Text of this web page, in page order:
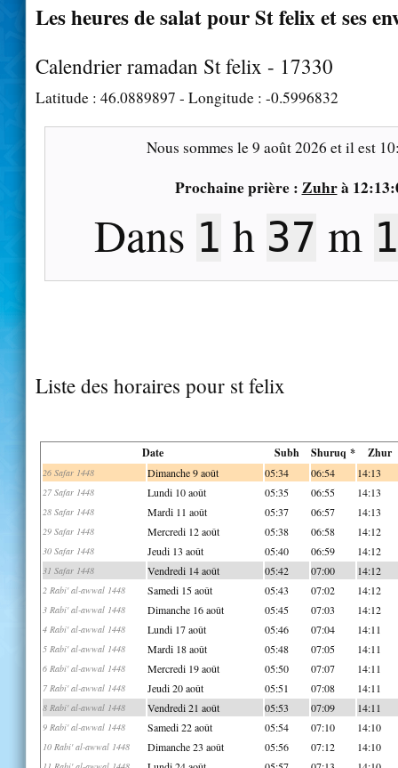
Les heures de salat pour St felix et ses
Calendrier ramadan St felix - 17330
Latitude : 46.0889897 - Longitude : -0.5996832
Nous sommes le9 août 2026 et il est
Prochaine prière : Zuhrà
Dans 1 h 37 m
Liste des horaires pour st felix
Date Subh Shuruq * Zhur
26 Safar 1448 Dimanche 9 août 05:34 06:54 14:13
27 Safar 1448 Lundi 10 août 05:35 06:55 14:13
28 Safar 1448 Mardi 11 août 05:37 06:57 14:13
29 Safar 1448 Mercredi 12 août 05:38 06:58 14:12
30 Safar 1448 Jeudi 13 août 05:40 06:59 14:12
31 Safar 1448 Vendredi 14 août 05:42 07:00 14:12
2 Rabi' al-awwal 1448 Samedi 15 août 05:43 07:02 14:12
3 Rabi' al-awwal 1448 Dimanche 16 août 05:45 07:03 14:12
4 Rabi' al-awwal 1448 Lundi 17 août 05:46 07:04 14:11
5 Rabi' al-awwal 1448 Mardi 18 août 05:48 07:05 14:11
6 Rabi' al-awwal 1448 Mercredi 19 août 05:50 07:07 14:11
7 Rabi' al-awwal 1448 Jeudi 20 août 05:51 07:08 14:11
8 Rabi' al-awwal 1448 Vendredi 21 août 05:53 07:09 14:11
9 Rabi' al-awwal 1448 Samedi 22 août 05:54 07:10 14:10
10 Rabi' al-awwal 1448 Dimanche 23 août 05:56 07:12 14:10